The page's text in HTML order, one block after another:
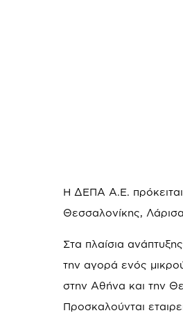
Η ΔΕΠΑ A.E.
Θεσσαλονίκης,
Στα πλαίσια
την αγορά ενός
στην Αθήνα και την
Προσκαλούνται